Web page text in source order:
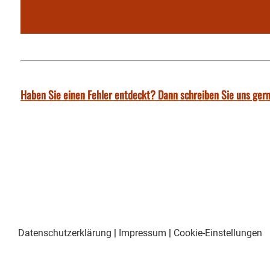
Haben Sie einen Fehler entdeckt? Dann schreiben Sie uns
Datenschutzerklärung | Impressum | Cookie-Einstellungen